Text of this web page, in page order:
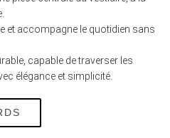
et accompagne le quotidien sans
capable de traverser les
élégance et simplicité.